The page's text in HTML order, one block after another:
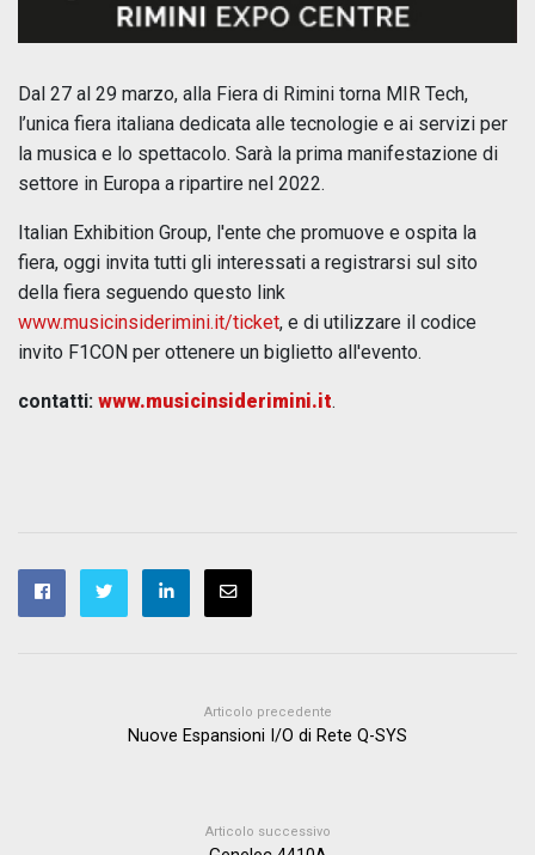
Dal 27 al 29 marzo, alla Fiera di Rimini torna MIR Tech,
l’unica fiera italiana dedicata alle tecnologie e ai servizi per
la musica e lo spettacolo. Sarà la prima manifestazione di
settore in Europa a ripartire nel 2022.
Italian Exhibition Group, l'ente che promuove e ospita la
fiera, oggi invita tutti gli interessati a registrarsi sul sito
della fiera seguendo questo link
www.musicinsiderimini.it/ticket, e di utilizzare il codice
invito F1CON per ottenere un biglietto all'evento.
contatti: www.musicinsiderimini.it.
Articolo precedente
Nuove Espansioni I/O di Rete Q-SYS
Articolo successivo